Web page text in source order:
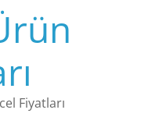
Fiyatları